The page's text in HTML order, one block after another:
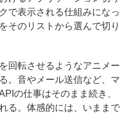
で表示される仕組みになっ
そのリストから選んで切り
回転させるようなアニメー
。音やメール送信など、マ
の仕事はそのまま続き、
る。体感的には、いままで